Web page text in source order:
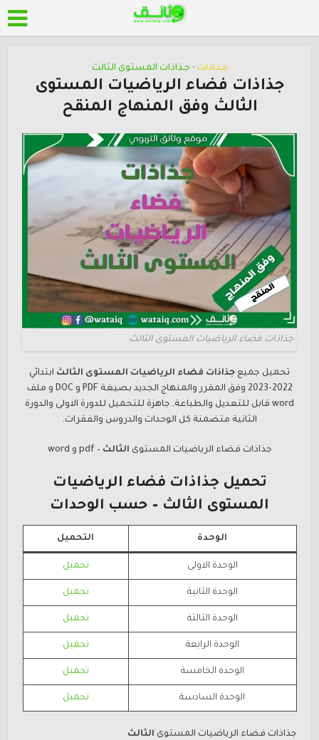
جـذاذات • جـذاذات المستوى الثالث
جذاذات فضاء الرياضيات المستوى
الثالث وفق المنهاج المنقح
جذاذات فضاء الرياضيات المستوى الثالث
تحميل جميع جذاذات فضاء الرياضيات المستوى الثالث ابتدائي
2022-2023 وفق المقرر والمنهاج الجديد بصيغة PDF و DOC و ملف
word قابل للتعديل والطباعة, جاهزة للتحميل للدورة الاولى والدورة
الثانية متضمنة كل الوحدات والدروس والفقرات.
جذاذات فضاء الرياضيات المستوى الثالث – pdf و word
تحميل جذاذات فضاء الرياضيات
المستوى الثالث – حسب الوحدات
الوحدة التحميل
الوحدة الاولى تحميل
الوحدة الثانية تحميل
الوحدة الثالثة تحميل
الوحدة الرابعة تحميل
الوحدة الخامسة تحميل
الوحدة السادسة تحميل
جذاذات فضاء الرياضيات المستوى الثالث